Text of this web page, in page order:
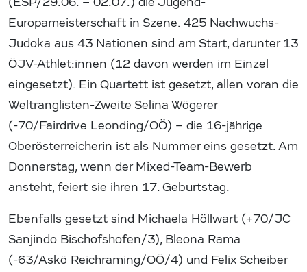
Europameisterschaft in Szene. 425 Nachwuchs-
Judoka aus 43 Nationen sind am Start, darunter 13
ÖJV-Athlet:innen (12 davon werden im Einzel
eingesetzt). Ein Quartett ist gesetzt, allen voran die
Weltranglisten-Zweite Selina Wögerer
(-70/Fairdrive Leonding/OÖ) – die 16-jährige
Oberösterreicherin ist als Nummer eins gesetzt. Am
Donnerstag, wenn der Mixed-Team-Bewerb
ansteht, feiert sie ihren 17. Geburtstag.
Ebenfalls gesetzt sind Michaela Höllwart (+70/JC
Sanjindo Bischofshofen/3), Bleona Rama
(-63/Askö Reichraming/OÖ/4) und Felix Scheiber